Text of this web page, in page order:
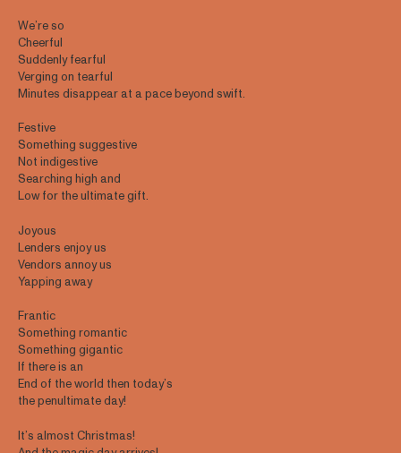
We’re so
Cheerful
Suddenly fearful
Verging on tearful
Minutes disappear at a pace beyond swift.
Festive
Something suggestive
Not indigestive
Searching high and
Low for the ultimate gift.
Joyous
Lenders enjoy us
Vendors annoy us
Yapping away
Frantic
Something romantic
Something gigantic
If there is an
End of the world then today’s
the penultimate day!
It’s almost Christmas!